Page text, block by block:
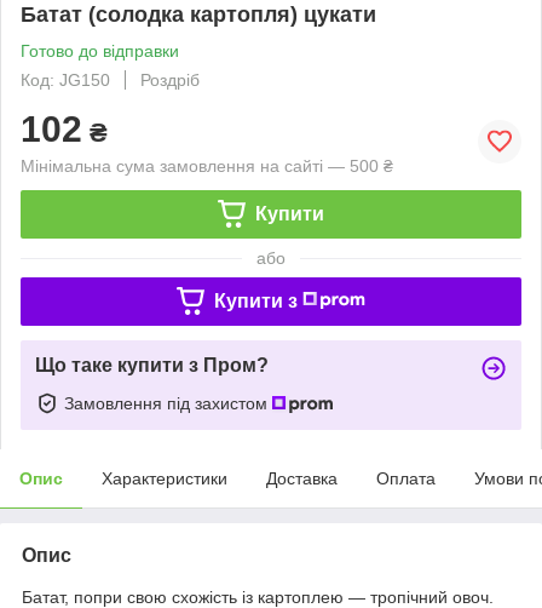
Батат (солодка картопля) цукати
Готово до відправки
Код: JG150
Роздріб
102 ₴
Мінімальна сума замовлення на сайті — 500 ₴
Купити
або
Купити з
Що таке купити з Пром?
Замовлення під захистом
Опис Характеристики Доставка Оплата Умови
Опис
Батат, попри свою схожість із картоплею — тропічний овоч.